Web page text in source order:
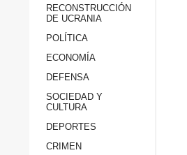
TODAS LAS
RECONSTRUCCIÓN
DE UCRANIA
POLÍTICA
ECONOMÍA
DEFENSA
SOCIEDAD Y
CULTURA
DEPORTES
CRIMEN